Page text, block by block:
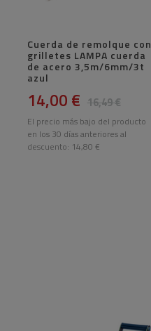
Cuerda de remolque con
grilletes LAMPA cuerda
de acero 3,5m/6mm/3t
azul
16,49 €
14,00 €
El precio más bajo del producto
en los 30 días anteriores al
descuento: 14,80 €